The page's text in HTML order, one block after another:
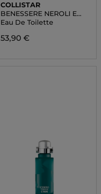
COLLISTAR
BENESSERE NEROLI E
ELICRISO
Eau De Toilette
53,90 €